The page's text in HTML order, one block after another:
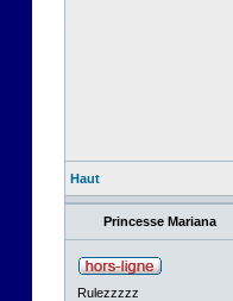
Haut
Princesse Mariana
Rulezzzzz